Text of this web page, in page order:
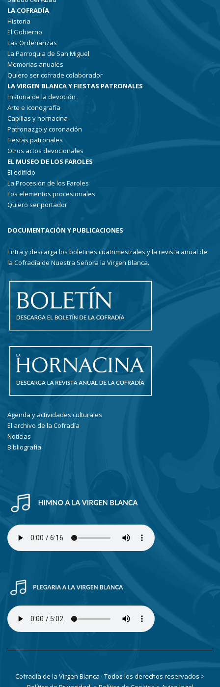
LA COFRADÍA
Historia
El Gobierno
Las Ordenanzas
La Parroquia de San Miguel
Memorias anuales
Quiero ser cofrade colaborador
LA VIRGEN BLANCA Y FIESTAS PATRONALES
Historia de la devoción
Arte e iconografía
Capillas y hornacina
Patronazgo y coronación
Fiestas patronales
Otros actos devocionales
EL MUSEO DE LOS FAROLES
El edificio
La Procesión de los Faroles
Los elementos procesionales
Quiero ser portador
DOCUMENTACIÓN Y PUBLICACIONES
Entra y descarga los boletines cuatrimestrales y la revista anual de
la Cofradía de Nuestra Señora la Virgen Blanca.
Agenda y actividades culturales
El archivo de la Cofradía
Noticias
Bibliografía
Cofradía de la Virgen Blanca · Todos los derechos reservados >